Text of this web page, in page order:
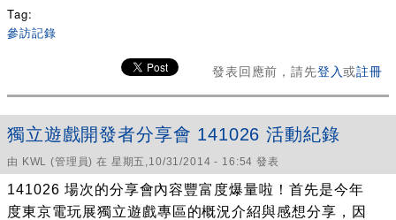
Tag:
參訪記錄
發表回應前，請先登入或註冊
獨立遊戲開發者分享會 141026 活動紀錄
由 KWL (管理員) 在 星期五,10/31/2014 - 16:54 發表
141026 場次的分享會內容豐富度爆量啦！首先是今年
度東京電玩展獨立遊戲專區的概況介紹與感想分享，因